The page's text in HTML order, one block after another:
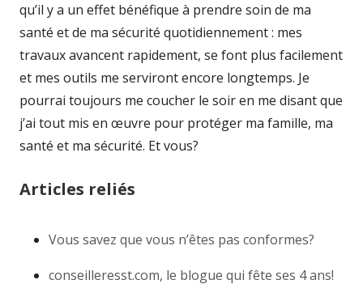
qu’il y a un effet bénéfique à prendre soin de ma
santé et de ma sécurité quotidiennement : mes
travaux avancent rapidement, se font plus facilement
et mes outils me serviront encore longtemps. Je
pourrai toujours me coucher le soir en me disant que
j’ai tout mis en œuvre pour protéger ma famille, ma
santé et ma sécurité. Et vous?
Articles reliés
Vous savez que vous n’êtes pas conformes?
conseilleresst.com, le blogue qui fête ses 4 ans!